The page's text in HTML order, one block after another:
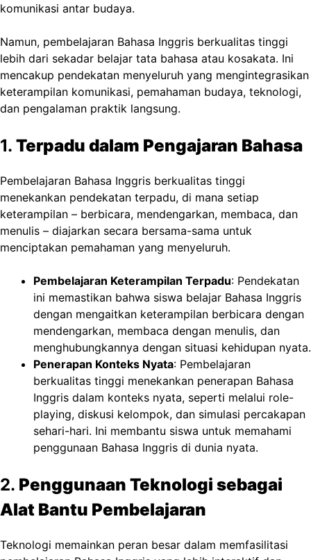
komunikasi antar budaya.
Namun, pembelajaran Bahasa Inggris berkualitas tinggi
lebih dari sekadar belajar tata bahasa atau kosakata. Ini
mencakup pendekatan menyeluruh yang mengintegrasikan
keterampilan komunikasi, pemahaman budaya, teknologi,
dan pengalaman praktik langsung.
1. Terpadu dalam Pengajaran Bahasa
Pembelajaran Bahasa Inggris berkualitas tinggi
menekankan pendekatan terpadu, di mana setiap
keterampilan – berbicara, mendengarkan, membaca, dan
menulis – diajarkan secara bersama-sama untuk
menciptakan pemahaman yang menyeluruh.
Pembelajaran Keterampilan Terpadu: Pendekatan
ini memastikan bahwa siswa belajar Bahasa Inggris
dengan mengaitkan keterampilan berbicara dengan
mendengarkan, membaca dengan menulis, dan
menghubungkannya dengan situasi kehidupan nyata.
Penerapan Konteks Nyata: Pembelajaran
berkualitas tinggi menekankan penerapan Bahasa
Inggris dalam konteks nyata, seperti melalui role-
playing, diskusi kelompok, dan simulasi percakapan
sehari-hari. Ini membantu siswa untuk memahami
penggunaan Bahasa Inggris di dunia nyata.
2. Penggunaan Teknologi sebagai
Alat Bantu Pembelajaran
Teknologi memainkan peran besar dalam memfasilitasi